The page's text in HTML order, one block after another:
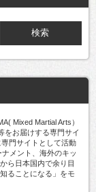
Mixed Martial Arts）
をお届けする専門サイ
門サイトとして活動
メント、海外のキッ
ら日本国内で余り目
ることになる」をモ